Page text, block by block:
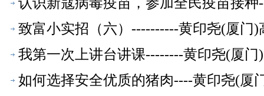
致富小实招（六）----------黄印尧(厦门
我第一次上讲台讲课--------黄印尧(厦
如何选择安全优质的猪肉----黄印尧(厦